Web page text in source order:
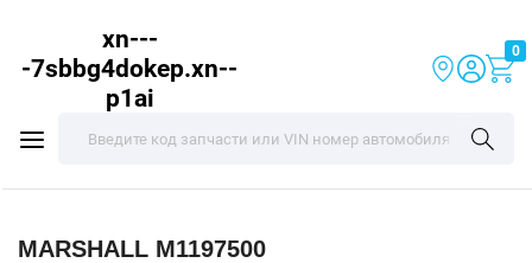
xn---
-7sbbg4dokep.xn--
p1ai
0
MARSHALL M1197500